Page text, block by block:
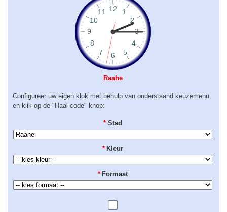
Raahe
Configureer uw eigen klok met behulp van onderstaand keuzemenu
en klik op de "Haal code" knop:
* Stad
* Kleur
* Formaat